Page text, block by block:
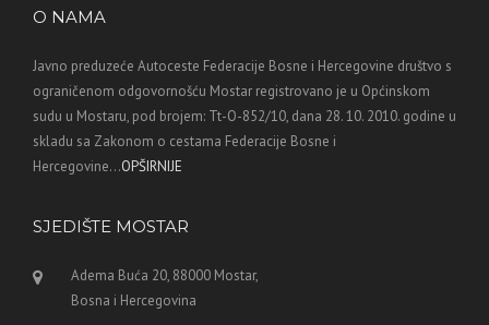
O NAMA
Javno preduzeće Autoceste Federacije Bosne i Hercegovine društvo s
ograničenom odgovornošću Mostar registrovano je u Općinskom
sudu u Mostaru, pod brojem: Tt-O-852/10, dana 28. 10. 2010. godine u
skladu sa Zakonom o cestama Federacije Bosne i
Hercegovine...OPŠIRNIJE
SJEDIŠTE MOSTAR
Adema Buća 20, 88000 Mostar,
Bosna i Hercegovina